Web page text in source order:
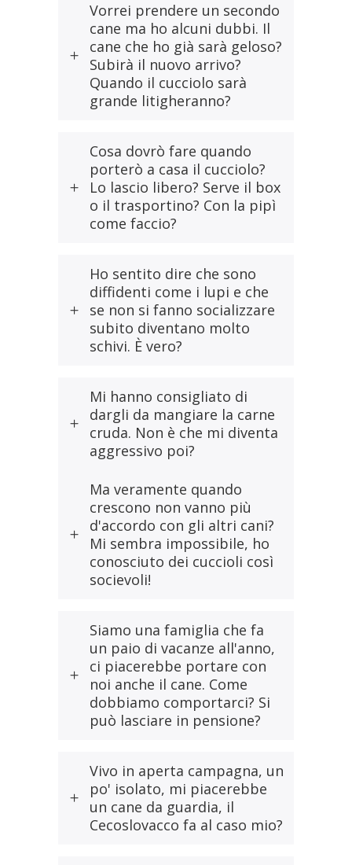
Vorrei prendere un secondo
cane ma ho alcuni dubbi. Il
cane che ho già sarà geloso?
Subirà il nuovo arrivo?
Quando il cucciolo sarà
grande litigheranno?
Cosa dovrò fare quando
porterò a casa il cucciolo?
Lo lascio libero? Serve il box
o il trasportino? Con la pipì
come faccio?
Ho sentito dire che sono
diffidenti come i lupi e che
se non si fanno socializzare
subito diventano molto
schivi. È vero?
Mi hanno consigliato di
dargli da mangiare la carne
cruda. Non è che mi diventa
aggressivo poi?
Ma veramente quando
crescono non vanno più
d'accordo con gli altri cani?
Mi sembra impossibile, ho
conosciuto dei cuccioli così
socievoli!
Siamo una famiglia che fa
un paio di vacanze all'anno,
ci piacerebbe portare con
noi anche il cane. Come
dobbiamo comportarci? Si
può lasciare in pensione?
Vivo in aperta campagna, un
po' isolato, mi piacerebbe
un cane da guardia, il
Cecoslovacco fa al caso mio?